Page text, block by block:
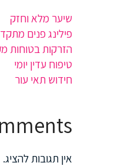
שיער מלא וחזק
פילינג פנים
הזרקות בטוחות
טיפוח עדין יומי
חידוש תאי עור
אין תגובות להציג.